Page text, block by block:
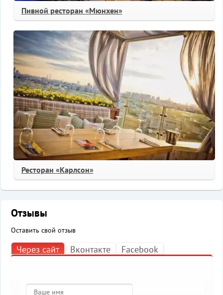
Пивной ресторан «Мюнхен»
Ресторан «Карлсон»
Отзывы
Оставить свой отзыв
Через сайт Вконтакте Facebook